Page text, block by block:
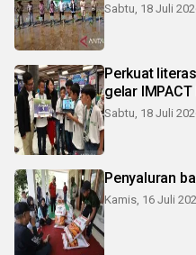
Sabtu, 18 Juli
Perkuat
gelar
Sabtu, 18 Juli
Penyaluran
Kamis, 16 Juli